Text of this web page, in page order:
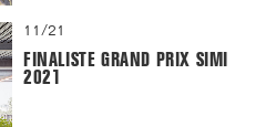
11/21
FINALISTE GRAND PRIX SIMI
2021